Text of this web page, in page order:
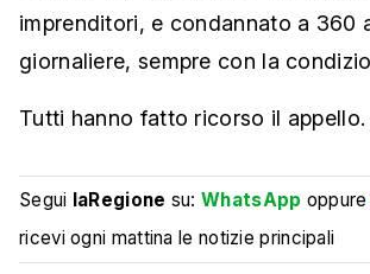
imprenditori, e condannato a 360
giornaliere, sempre con la
Tutti hanno fatto ricorso il appello.
Segui laRegione su:WhatsApp oppure
ricevi ogni mattina le notizie principali